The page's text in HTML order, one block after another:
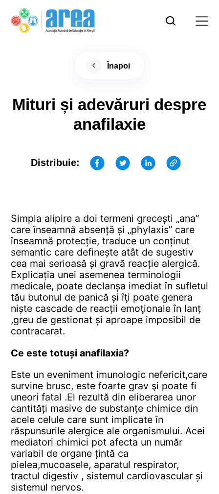
Înapoi
Mituri și adevăruri despre
anafilaxie
Distribuie:
Simpla alipire a doi termeni grecești „ana”
care înseamnă absență și „phylaxis” care
înseamnă protecție, traduce un conținut
semantic care definește atât de sugestiv
cea mai serioasă și gravă reacție alergică.
Explicația unei asemenea terminologii
medicale, poate declanșa imediat în sufletul
tău butonul de panică și îţi poate genera
niște cascade de reacții emoţionale în lanț
,greu de gestionat și aproape imposibil de
contracarat.
Ce este totuși anafilaxia?
Este un eveniment imunologic nefericit,care
survine brusc, este foarte grav şi poate fi
uneori fatal .El rezultă din eliberarea unor
cantități masive de substanțe chimice din
acele celule care sunt implicate în
răspunsurile alergice ale organismului. Acei
mediatori chimici pot afecta un număr
variabil de organe țintă ca
pielea,mucoasele, aparatul respirator,
tractul digestiv , sistemul cardiovascular și
sistemul nervos.